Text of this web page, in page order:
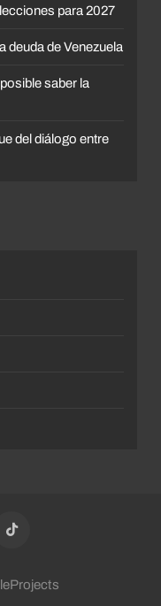
para 2027
deuda de Venezuela
saber la
del diálogo entre